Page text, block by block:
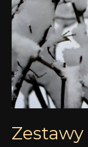
Maison
Incens
wędrują
do…